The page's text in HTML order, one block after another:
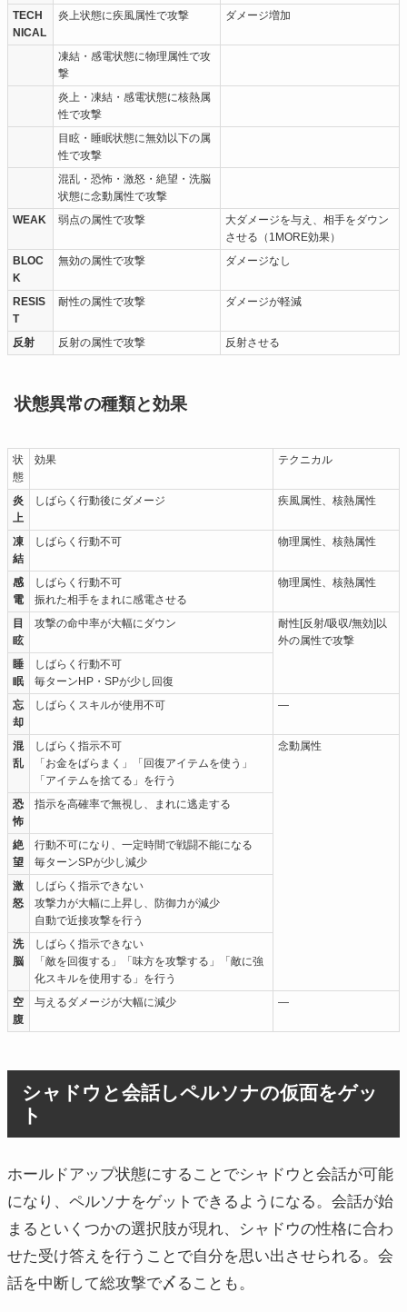
TECH
NICAL
炎上状態に疾風属性で攻撃 ダメージ増加
凍結・感電状態に物理属性で攻
撃
炎上・凍結・感電状態に核熱属
性で攻撃
目眩・睡眠状態に無効以下の属
性で攻撃
混乱・恐怖・激怒・絶望・洗脳
状態に念動属性で攻撃
WEAK
弱点の属性で攻撃
大ダメージを与え、相手をダウン
させる（1MORE効果）
BLOC
K
無効の属性で攻撃 ダメージなし
RESIS
T
耐性の属性で攻撃 ダメージが軽減
反射 反射の属性で攻撃 反射させる
状態異常の種類と効果
状
態
効果 テクニカル
炎
上
しばらく行動後にダメージ 疾風属性、核熱属性
凍
結
しばらく行動不可 物理属性、核熱属性
感
電
しばらく行動不可
振れた相手をまれに感電させる
物理属性、核熱属性
目
眩
攻撃の命中率が大幅にダウン
耐性[反射/吸収/無効]以
外の属性で攻撃
睡
眠
しばらく行動不可
毎ターンHP・SPが少し回復
忘
却
しばらくスキルが使用不可 ―
混
乱
しばらく指示不可
「お金をばらまく」「回復アイテムを使う」
「アイテムを捨てる」を行う
念動属性
恐
怖
指示を高確率で無視し、まれに逃走する
絶
望
行動不可になり、一定時間で戦闘不能になる
毎ターンSPが少し減少
激
怒
しばらく指示できない
攻撃力が大幅に上昇し、防御力が減少
自動で近接攻撃を行う
洗
脳
しばらく指示できない
「敵を回復する」「味方を攻撃する」「敵に強
化スキルを使用する」を行う
空
腹
与えるダメージが大幅に減少 ―
シャドウと会話しペルソナの仮面をゲッ
ト
ホールドアップ状態にすることでシャドウと会話が可能
になり、ペルソナをゲットできるようになる。会話が始
まるといくつかの選択肢が現れ、シャドウの性格に合わ
せた受け答えを行うことで自分を思い出させられる。会
話を中断して総攻撃で〆ることも。